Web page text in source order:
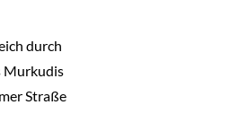
durch
Murkudis
Straße